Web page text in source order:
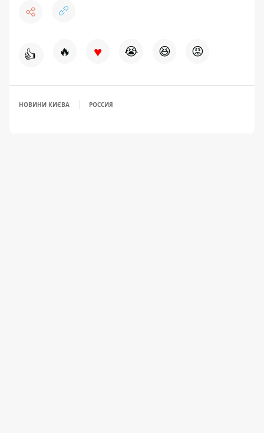
👍 🔥 ♥ 😭 😆 😡
НОВИНИ КИЄВА РОССИЯ